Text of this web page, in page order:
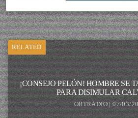
RELATED
¡CONSEJO PELÓN! HOMBRE SE
PARA DISIMULAR
ORTRADIO | 07/03/